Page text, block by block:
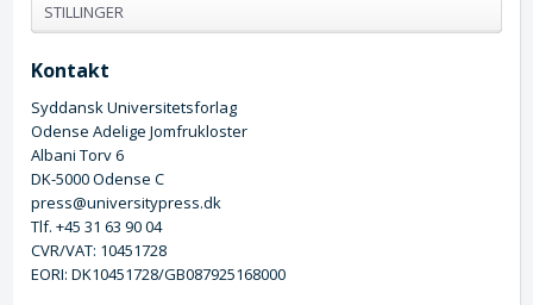
STILLINGER
Kontakt
Syddansk Universitetsforlag
Odense Adelige Jomfrukloster
Albani Torv 6
DK-5000 Odense C
press@universitypress.dk
Tlf. +45 31 63 90 04
CVR/VAT: 10451728
EORI: DK10451728/GB087925168000